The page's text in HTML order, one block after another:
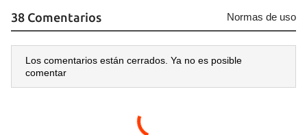
38 Comentarios Normas de uso
Los comentarios están cerrados. Ya no es posible
comentar